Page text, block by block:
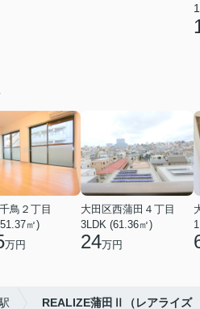
鳥２丁目
㎡)
万円
大田区西蒲田４丁目
3LDK (61.36㎡)
24万円
REALIZE蒲田Ⅱ（レアライズ